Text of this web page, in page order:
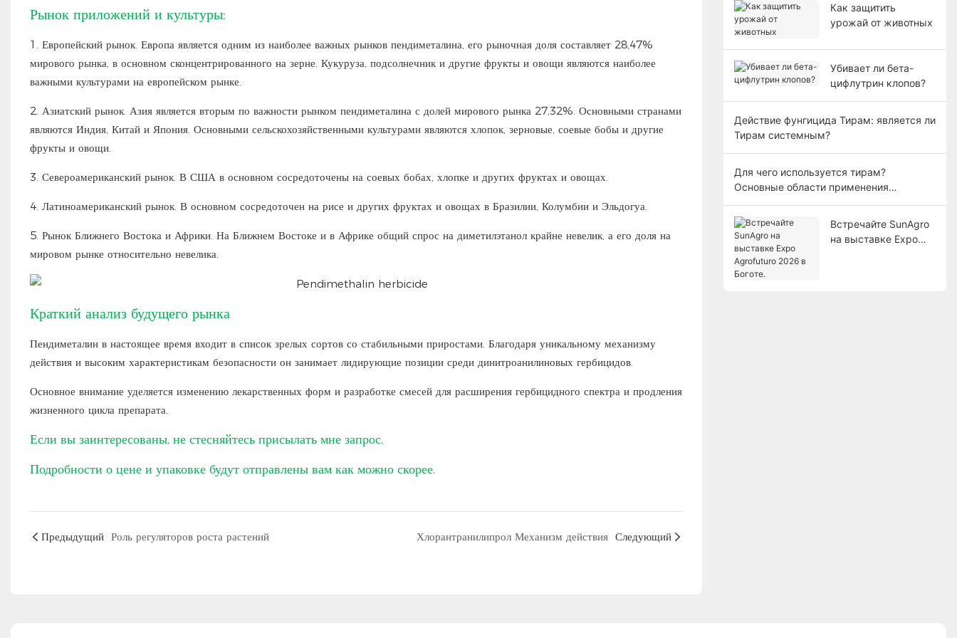
Рынок приложений и культуры:
1. Европейский рынок. Европа является одним из наиболее важных рынков пендиметалина, его рыночная доля составляет 28,47%
мирового рынка, в основном сконцентрированного на зерне. Кукуруза, подсолнечник и другие фрукты и овощи являются наиболее
важными культурами на европейском рынке.
2. Азиатский рынок. Азия является вторым по важности рынком пендиметалина с долей мирового рынка 27,32%. Основными странами
являются Индия, Китай и Япония. Основными сельскохозяйственными культурами являются хлопок, зерновые, соевые бобы и другие
фрукты и овощи.
3. Североамериканский рынок. В США в основном сосредоточены на соевых бобах, хлопке и других фруктах и ​​овощах.
4. Латиноамериканский рынок. В основном сосредоточен на рисе и других фруктах и ​​овощах в Бразилии, Колумбии и Эльдогуа.
5. Рынок Ближнего Востока и Африки. На Ближнем Востоке и в Африке общий спрос на диметилэтанол крайне невелик, а его доля на
мировом рынке относительно невелика.
Краткий анализ будущего рынка
Пендиметалин в настоящее время входит в список зрелых сортов со стабильными приростами. Благодаря уникальному механизму
действия и высоким характеристикам безопасности он занимает лидирующие позиции среди динитроанилиновых гербицидов.
Основное внимание уделяется изменению лекарственных форм и разработке смесей для расширения гербицидного спектра и продления
жизненного цикла препарата.
Если вы заинтересованы, не стесняйтесь присылать мне запрос.
Подробности о цене и упаковке будут отправлены вам как можно скорее.
Предыдущий Роль регуляторов роста растений Хлорантранилипрол Механизм действия Следующий
Как защитить
урожай от животных
Убивает ли бета-
цифлутрин клопов?
Действие фунгицида Тирам: является ли
Тирам системным?
Для чего используется тирам?
Основные области применения
Встречайте SunAgro
на выставке Expo